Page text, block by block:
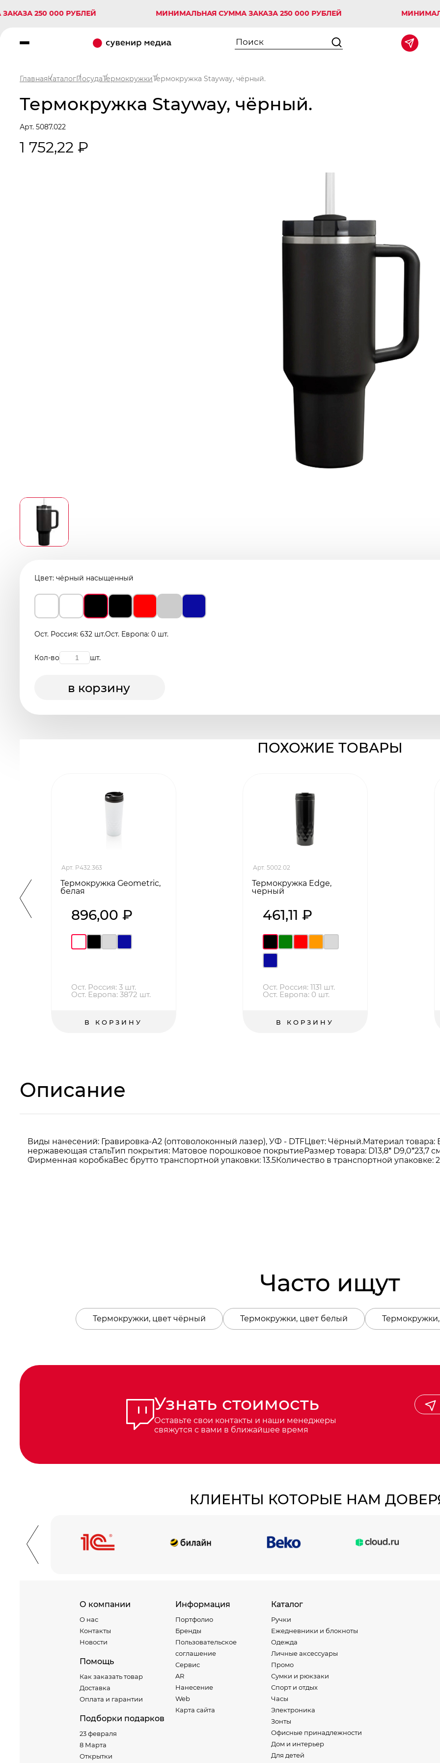
250 000 РУБЛЕЙ МИНИМАЛЬНАЯ СУММА ЗАКАЗА 250 000 РУБЛЕЙ
ГлавнаяКаталогПосудаТермокружкиТермокружка Stayway, чёрный.
Термокружка Stayway, чёрный.
Арт. 5087.022
1 752,22 ₽
Цвет: чёрный насыщенный
Ост. Россия: 632 шт.Ост. Европа: 0 шт.
Кол-во шт.
в корзину
ПОХОЖИЕ ТОВАРЫ
Арт. P432.363
Термокружка Geometric,
белая
896,00 ₽
Ост. Россия: 3 шт.
Ост. Европа: 3872 шт.
В КОРЗИНУ
Арт. 5002.02
Термокружка Edge,
черный
461,11 ₽
Ост. Россия: 1131 шт.
Ост. Европа: 0 шт.
В КОРЗИНУ
Описание
Виды нанесений: Гравировка-А2 (оптоволоконный лазер), УФ - DTFЦвет: Чёрный.Материал
нержавеющая стальТип покрытия: Матовое порошковое покрытиеРазмер товара: D13,8* D9,0*23,7
Фирменная коробкаВес брутто транспортной упаковки: 13.5Количество в транспортной упаковке:
Часто ищут
Термокружки, цвет чёрный Термокружки, цвет белый
Узнать стоимость
Оставьте свои контакты и наши менеджеры
свяжутся с вами в ближайшее время
КЛИЕНТЫ КОТОРЫЕ НАМ
О компании
О нас
Контакты
Новости
Помощь
Как заказать товар
Доставка
Оплата и гарантии
Подборки подарков
23 февраля
8 Марта
Открытки
Информация
Портфолио
Бренды
Пользовательское
соглашение
Сервис
AR
Нанесение
Web
Карта сайта
Каталог
Ручки
Ежедневники и блокноты
Одежда
Личные аксессуары
Промо
Сумки и рюкзаки
Спорт и отдых
Часы
Электроника
Зонты
Офисные принадлежности
Дом и интерьер
Для детей